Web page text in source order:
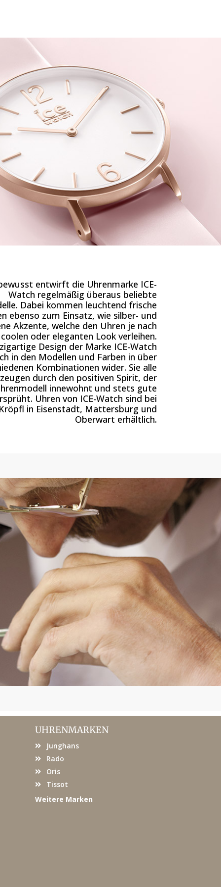
entwirft die Uhrenmarke ICE-
Watch regelmäßig überaus beliebte
Dabei kommen leuchtend frische
ebenso zum Einsatz, wie silber- und
Akzente, welche den Uhren je nach
oder eleganten Look verleihen.
Design der Marke ICE-Watch
in den Modellen und Farben in über
Kombinationen wider. Sie alle
durch den positiven Spirit, der
innewohnt und stets gute
Uhren von ICE-Watch sind bei
in Eisenstadt, Mattersburg und
Oberwart erhältlich.
UHRENMARKEN
Junghans
Rado
Oris
Tissot
Weitere Marken